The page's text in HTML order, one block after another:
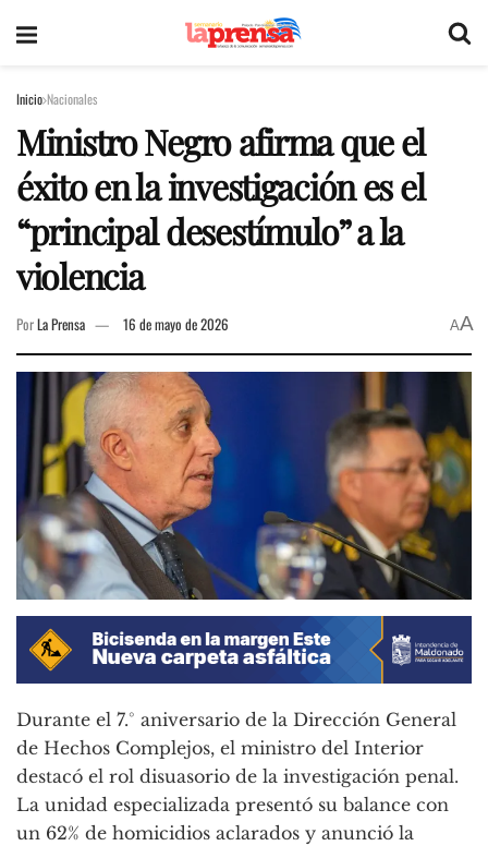
Inicio Nacionales
Ministro Negro afirma que el
éxito en la investigación es el
“principal desestímulo” a la
violencia
PorLa Prensa 16 de mayo de 2026 AA
Durante el 7.° aniversario de la Dirección General
de Hechos Complejos, el ministro del Interior
destacó el rol disuasorio de la investigación penal.
La unidad especializada presentó su balance con
un 62% de homicidios aclarados y anunció la